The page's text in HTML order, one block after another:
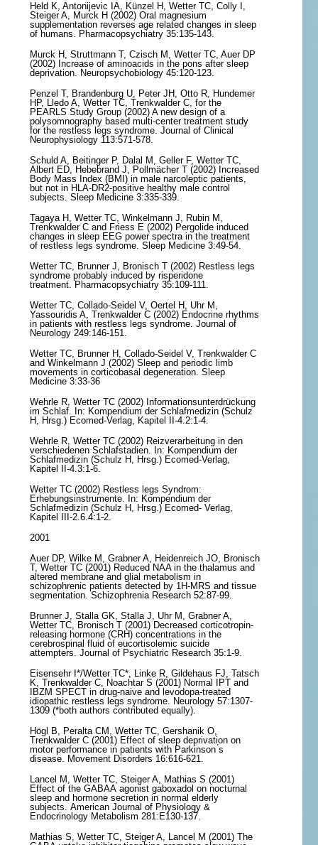
Held K, Antonijevic IA, Künzel H, Wetter TC, Colly I,
Steiger A, Murck H (2002) Oral magnesium
supplementation reverses age related changes in sleep
of humans. Pharmacopsychiatry 35:135-143.
Murck H, Struttmann T, Czisch M, Wetter TC, Auer DP
(2002) Increase of aminoacids in the pons after sleep
deprivation. Neuropsychobiology 45:120-123.
Penzel T, Brandenburg U, Peter JH, Otto R, Hundemer
HP, Lledo A, Wetter TC, Trenkwalder C, for the
PEARLS Study Group (2002) A new design of a
polysomnography based multi-center treatment study
for the restless legs syndrome. Journal of Clinical
Neurophysiology 113:571-578.
Schuld A, Beitinger P, Dalal M, Geller F, Wetter TC,
Albert ED, Hebebrand J, Pollmächer T (2002) Increased
Body Mass Index (BMI) in male narcoleptic patients,
but not in HLA-DR2-positive healthy male control
subjects. Sleep Medicine 3:335-339.
Tagaya H, Wetter TC, Winkelmann J, Rubin M,
Trenkwalder C and Friess E (2002) Pergolide induced
changes in sleep EEG power spectra in the treatment
of restless legs syndrome. Sleep Medicine 3:49-54.
Wetter TC, Brunner J, Bronisch T (2002) Restless legs
syndrome probably induced by risperidone
treatment. Pharmacopsychiatry 35:109-111.
Wetter TC, Collado-Seidel V, Oertel H, Uhr M,
Yassouridis A, Trenkwalder C (2002) Endocrine rhythms
in patients with restless legs syndrome. Journal of
Neurology 249:146-151.
Wetter TC, Brunner H, Collado-Seidel V, Trenkwalder C
and Winkelmann J (2002) Sleep and periodic limb
movements in corticobasal degeneration. Sleep
Medicine 3:33-36
Wehrle R, Wetter TC (2002) Informationsunterdrückung
im Schlaf. In: Kompendium der Schlafmedizin (Schulz
H, Hrsg.) Ecomed-Verlag, Kapitel II-4.2:1-4.
Wehrle R, Wetter TC (2002) Reizverarbeitung in den
verschiedenen Schlafstadien. In: Kompendium der
Schlafmedizin (Schulz H, Hrsg.) Ecomed-Verlag,
Kapitel II-4.3:1-6.
Wetter TC (2002) Restless legs Syndrom:
Erhebungsinstrumente. In: Kompendium der
Schlafmedizin (Schulz H, Hrsg.) Ecomed- Verlag,
Kapitel III-2.6.4:1-2.
2001
Auer DP, Wilke M, Grabner A, Heidenreich JO, Bronisch
T, Wetter TC (2001) Reduced NAA in the thalamus and
altered membrane and glial metabolism in
schizophrenic patients detected by 1H-MRS and tissue
segmentation. Schizophrenia Research 52:87-99.
Brunner J, Stalla GK, Stalla J, Uhr M, Grabner A,
Wetter TC, Bronisch T (2001) Decreased corticotropin-
releasing hormone (CRH) concentrations in the
cerebrospinal fluid of eucortisolemic suicide
attempters. Journal of Psychiatric Research 35:1-9.
Eisensehr I*/Wetter TC*, Linke R, Gildehaus FJ, Tatsch
K, Trenkwalder C, Noachtar S (2001) Normal IPT and
IBZM SPECT in drug-naive and levodopa-treated
idiopathic restless legs syndrome. Neurology 57:1307-
1309 (*both authors contributed equally).
Högl B, Peralta CM, Wetter TC, Gershanik O,
Trenkwalder C (2001) Effect of sleep deprivation on
motor performance in patients with Parkinson ́s
disease. Movement Disorders 16:616-621.
Lancel M, Wetter TC, Steiger A, Mathias S (2001)
Effect of the GABAA agonist gaboxadol on nocturnal
sleep and hormone secretion in normal elderly
subjects. American Journal of Physiology &
Endocrinology Metabolism 281:E130-137.
Mathias S, Wetter TC, Steiger A, Lancel M (2001) The